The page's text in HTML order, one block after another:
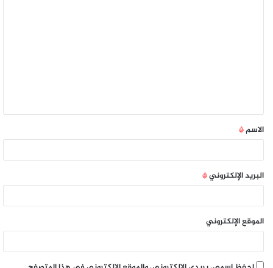
الاسم*
البريد الإلكتروني*
الموقع الإلكتروني